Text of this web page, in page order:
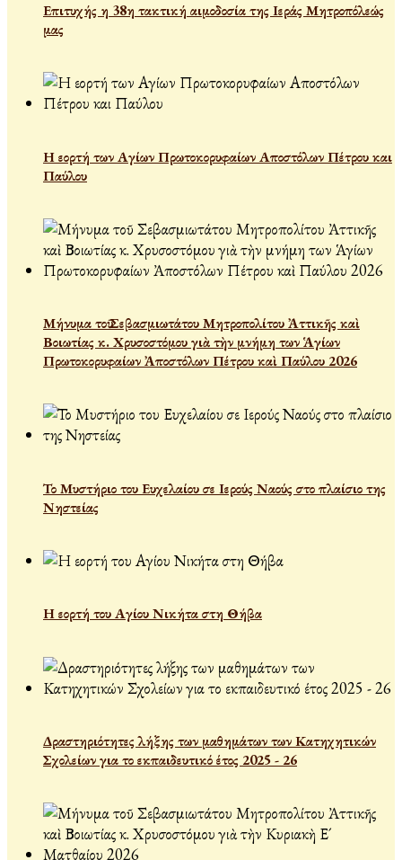
Επιτυχής η 38η τακτική αιμοδοσία της Ιεράς Μητροπόλεώς
μας
Η εορτή των Αγίων Πρωτοκορυφαίων Αποστόλων Πέτρου και
Παύλου
Μήνυμα τοῦ Σεβασμιωτάτου Μητροπολίτου Ἀττικῆς καὶ
Βοιωτίας κ. Χρυσοστόμου γιὰ τὴν μνήμη των Ἁγίων
Πρωτοκορυφαίων Ἀποστόλων Πέτρου καὶ Παύλου 2026
Το Μυστήριο του Ευχελαίου σε Ιερούς Ναούς στο πλαίσιο της
Νηστείας
Η εορτή του Αγίου Νικήτα στη Θήβα
Δραστηριότητες λήξης των μαθημάτων των Κατηχητικών
Σχολείων για το εκπαιδευτικό έτος 2025 - 26